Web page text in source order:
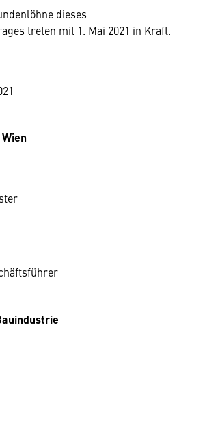
dieses
treten mit 1. Mai 2021 in Kraft.